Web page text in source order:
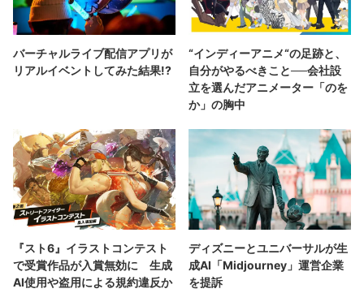
バーチャルライブ配信アプリが
リアルイベントしてみた結果!?
“インディーアニメ“の足跡と、
自分がやるべきこと──会社設
立を選んだアニメーター「のを
か」の胸中
『スト6』イラストコンテスト
で受賞作品が入賞無効に 生成
AI使用や盗用による規約違反か
ディズニーとユニバーサルが生
成AI「Midjourney」運営企業
を提訴